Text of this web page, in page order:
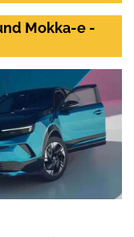
Mokka-e -